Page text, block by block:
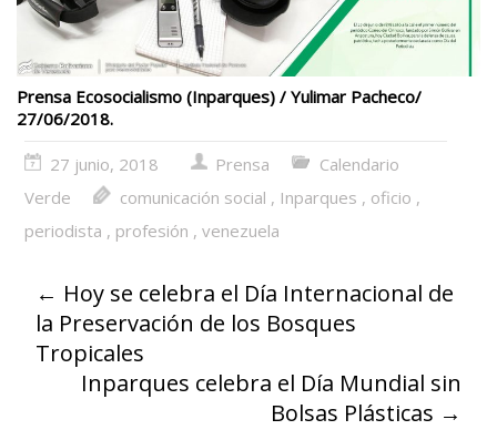
Prensa Ecosocialismo (Inparques) / Yulimar Pacheco/
27/06/2018.
27 junio, 2018 Prensa
Calendario
Verde
comunicación social , Inparques , oficio ,
periodista , profesión ,venezuela
← Hoy se celebra el Día Internacional de
la Preservación de los Bosques
Tropicales
Inparques celebra el Día Mundial sin
Bolsas Plásticas →